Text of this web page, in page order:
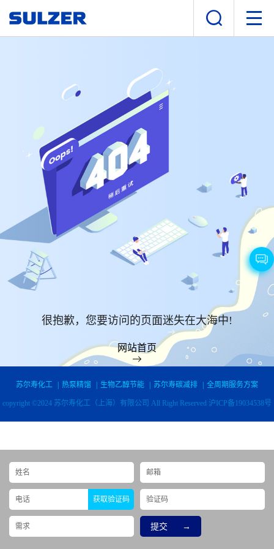
很抱歉，您要访问的页面迷失在大海中!
网站首页
苏尔寿化工 | 热泵精馏 | 生物乙醇节能 | 苏尔寿碳减排 | 全周期服务方案
copyright ©2024 苏尔寿化工（上海）有限公司 All Right Reserved 沪ICP备19034538号
获取验证码